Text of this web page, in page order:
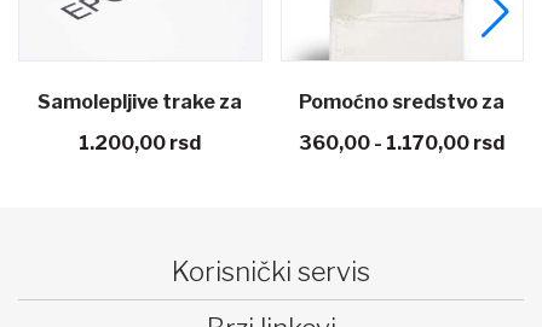
trake za
epoksi smole
rsd
Pomoćno sredstvo za
gletericu WS 63
360,00 - 1.170,00 rsd
Korisnički servis